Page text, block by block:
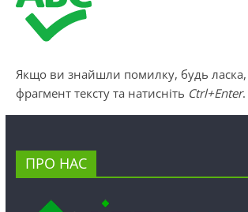
Якщо ви знайшли помилку, будь ласка,
фрагмент тексту та натисніть Ctrl+Enter.
ПРО НАС